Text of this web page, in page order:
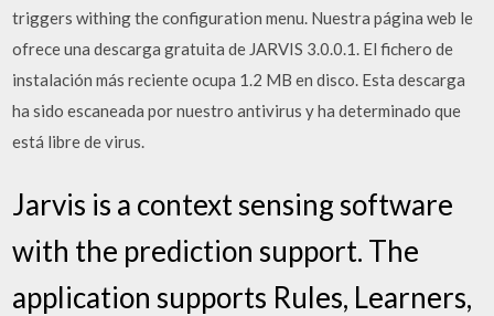
triggers withing the configuration menu. Nuestra página web le
ofrece una descarga gratuita de JARVIS 3.0.0.1. El fichero de
instalación más reciente ocupa 1.2 MB en disco. Esta descarga
ha sido escaneada por nuestro antivirus y ha determinado que
está libre de virus.
Jarvis is a context sensing software
with the prediction support. The
application supports Rules, Learners,